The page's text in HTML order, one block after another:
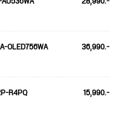
OLED756WA 36,990.-
R4PQ 15,990.-